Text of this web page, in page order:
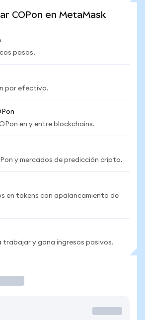
COPon en MetaMask
pasos.
por efectivo.
en y entre blockchains.
y mercados de predicción cripto.
en tokens con apalancamiento de
trabajar y gana ingresos pasivos.